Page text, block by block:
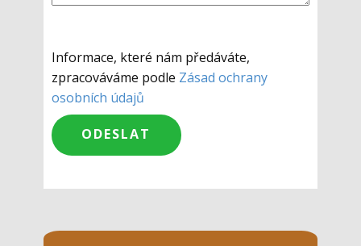
Informace, které nám předáváte,
zpracováváme podle Zásad ochrany
osobních údajů